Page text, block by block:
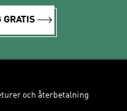
GRATIS
och återbetalning